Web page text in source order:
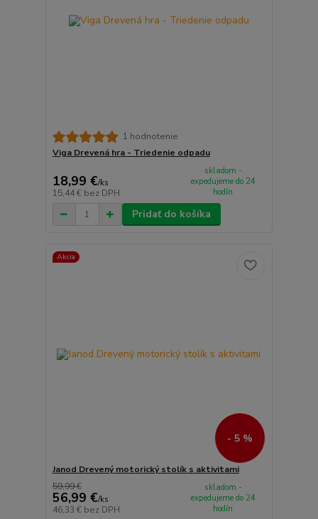
1 hodnotenie
Viga Drevená hra - Triedenie odpadu
18,99 €/ks
15,44 € bez DPH
skladom -
expedujeme do 24
hodín
Pridať do košíka
Akcia
- 5 %
Janod Drevený motorický stolík s aktivitami
59,99 €
56,99 €/ks
46,33 € bez DPH
skladom -
expedujeme do 24
hodín